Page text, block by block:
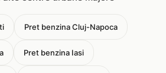
Pret benzina Cluj-Napoca
Pret benzina Iasi